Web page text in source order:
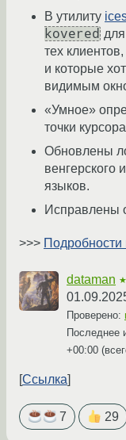
В утилиту
kovered
тех
и которые
видимым
«Умное»
точки
Обновлены
венгерского
языков.
Исправлены
>>> Подробности
dataman
Проверено:
Последнее
+00:00
Ссылка
7 29